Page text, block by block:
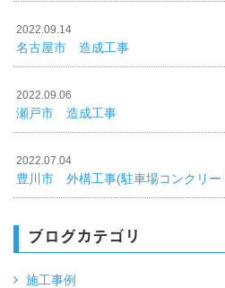
2022.09.14
名古屋市 造成工事
2022.09.06
瀬戸市 造成工事
2022.07.04
豊川市 外構工事(駐車場コンクリー
ブログカテゴリ
施工事例